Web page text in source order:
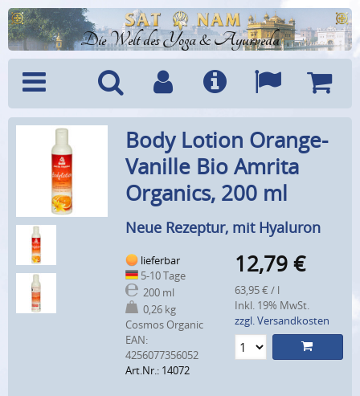
Die Welt des Yoga & Ayurveda
Menü SucheBenutzerkonto
Info Sprachen
Body Lotion Orange-
Vanille Bio Amrita
Organics, 200 ml
Neue Rezeptur, mit Hyaluron
lieferbar
5-10 Tage
200 ml
0,26 kg
Cosmos Organic
EAN:
4256077356052
Art.Nr.: 14072
12,79 €
63,95 € / l
Inkl. 19% MwSt.
zzgl. Versandkosten